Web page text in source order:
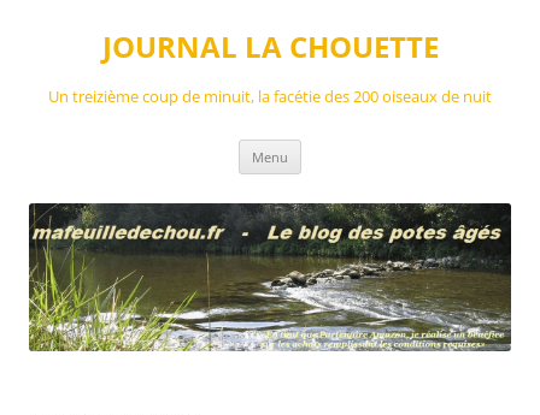
JOURNAL LA CHOUETTE
Un treizième coup de minuit, la facétie des 200 oiseaux de nuit
Menu